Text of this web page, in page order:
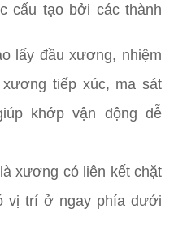
cấu tạo bởi các thành
lấy đầu xương, nhiệm
tiếp xúc, ma sát
khớp vận động dễ
xương có liên kết chặt
vị trí ở ngay phía dưới